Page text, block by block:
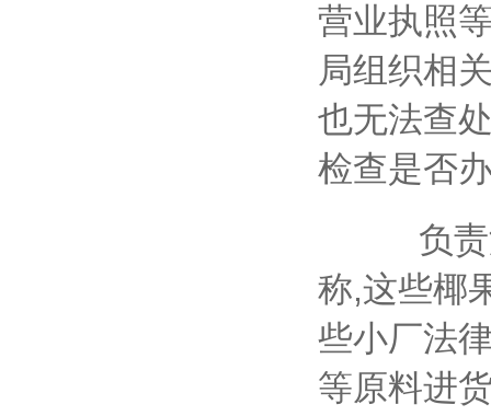
营业执照
局组织相
也无法查
检查是否
负责海
称,这些椰
些小厂法
等原料进